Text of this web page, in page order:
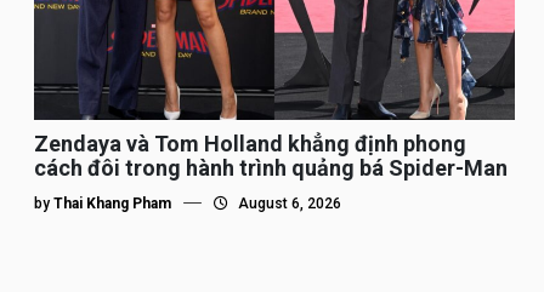
Zendaya và Tom Holland khẳng định phong
cách đôi trong hành trình quảng bá Spider-Man
by Thai Khang Pham August 6, 2026